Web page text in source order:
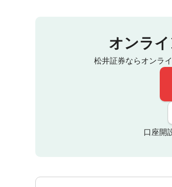
オンライ
松井証券ならオンラ
口座開